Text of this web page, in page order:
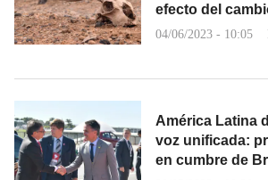
efecto del
04/06/2023 - 10:05
América Latina
voz unificada:
en cumbre de